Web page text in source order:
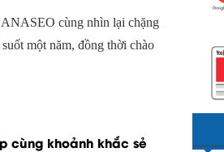
cùng nhìn lại chặng
một năm, đồng thời chào
cùng khoảnh khắc sẻ